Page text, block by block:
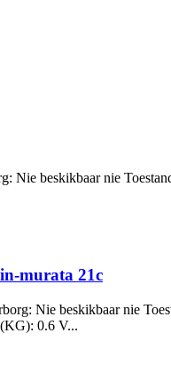
Nie beskikbaar nie
murata 21c
Nie beskikbaar nie
0.6 V...